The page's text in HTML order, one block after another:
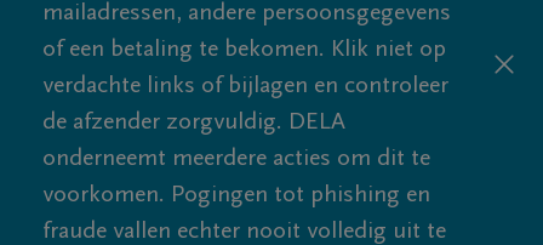
mailadressen, andere persoonsgegevens
of een betaling te bekomen. Klik niet op
verdachte links of bijlagen en controleer
de afzender zorgvuldig. DELA
onderneemt meerdere acties om dit te
voorkomen. Pogingen tot phishing en
fraude vallen echter nooit volledig uit te